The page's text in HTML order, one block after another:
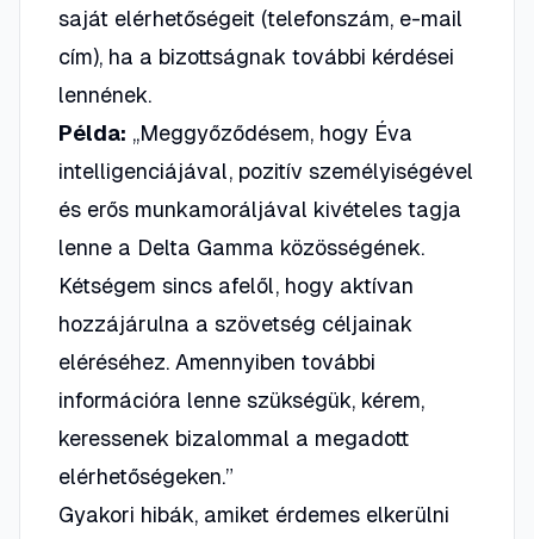
saját elérhetőségeit (telefonszám, e-mail
cím), ha a bizottságnak további kérdései
lennének.
Példa: „Meggyőződésem, hogy Éva
intelligenciájával, pozitív személyiségével
és erős munkamoráljával kivételes tagja
lenne a Delta Gamma közösségének.
Kétségem sincs afelől, hogy aktívan
hozzájárulna a szövetség céljainak
eléréséhez. Amennyiben további
információra lenne szükségük, kérem,
keressenek bizalommal a megadott
elérhetőségeken.”
Gyakori hibák, amiket érdemes elkerülni